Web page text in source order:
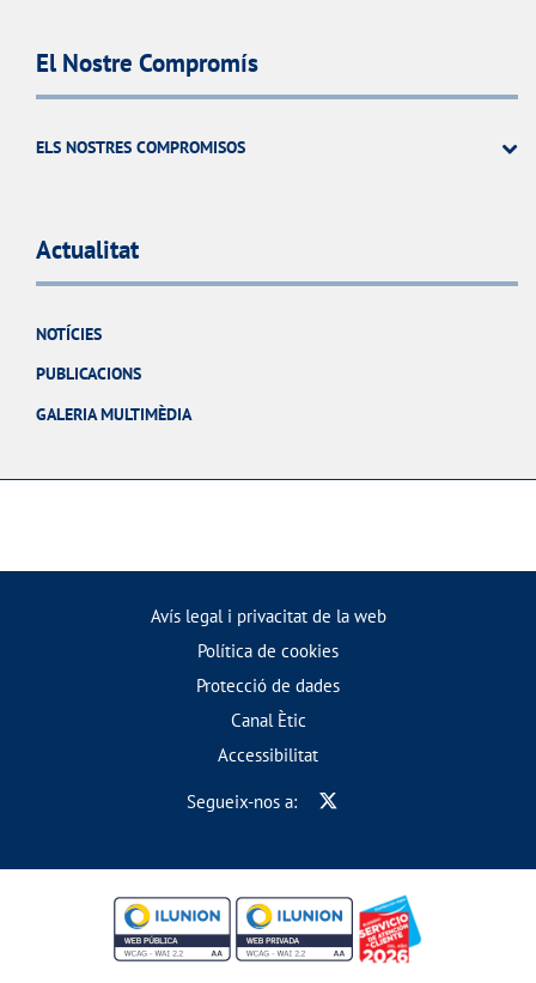
El Nostre Compromís
ELS NOSTRES COMPROMISOS
Actualitat
NOTÍCIES
PUBLICACIONS
GALERIA MULTIMÈDIA
Avís legal i privacitat de la web
Política de cookies
Protecció de dades
Canal Ètic
Accessibilitat
Segueix-nos a: